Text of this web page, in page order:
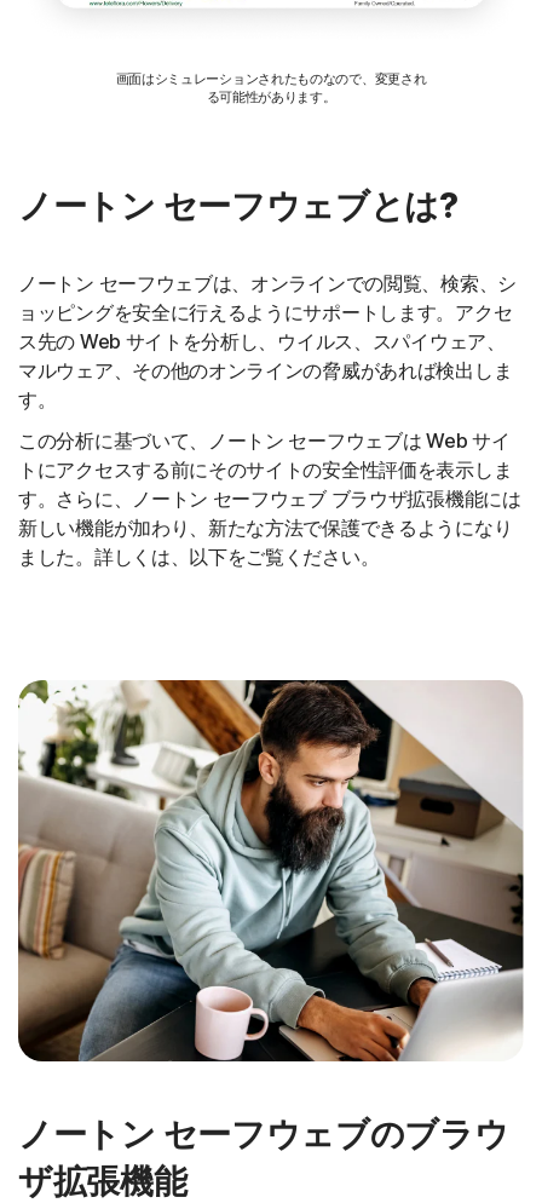
画面はシミュレーションされたものなので、変更され
る可能性があります。
ノートン セーフウェブとは?
ノートン セーフウェブは、オンラインでの閲覧、検索、シ
ョッピングを安全に行えるようにサポートします。アクセ
ス先の Web サイトを分析し、ウイルス、スパイウェア、
マルウェア、その他のオンラインの脅威があれば検出しま
す。
この分析に基づいて、ノートン セーフウェブは Web サイ
トにアクセスする前にそのサイトの安全性評価を表示しま
す。さらに、ノートン セーフウェブ ブラウザ拡張機能には
新しい機能が加わり、新たな方法で保護できるようになり
ました。詳しくは、以下をご覧ください。
ノートン セーフウェブのブラウ
ザ拡張機能